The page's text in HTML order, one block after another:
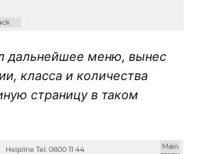
дальнейшее меню, вынес
класса и количества
страницу в таком